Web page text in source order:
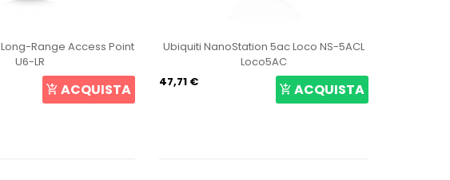
Long-Range Access Point
U6-LR
ACQUISTA
Ubiquiti NanoStation 5ac Loco NS-5ACL
Loco5AC
47,71 €
ACQUISTA